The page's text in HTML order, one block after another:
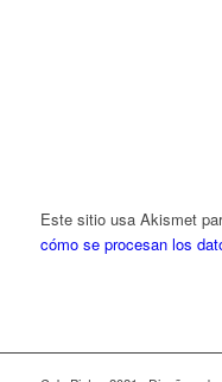
Este sitio usa Akismet
cómo se procesan los